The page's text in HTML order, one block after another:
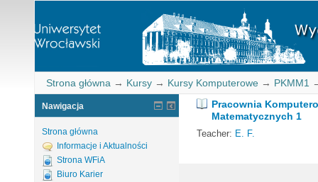
Strona główna → Kursy → Kursy Komputerowe → PKMM1
Pracownia
Matematycznych 1
Teacher: E. F.
Nawigacja
Strona główna
Informacje i Aktualności
Strona WFiA
Biuro Karier